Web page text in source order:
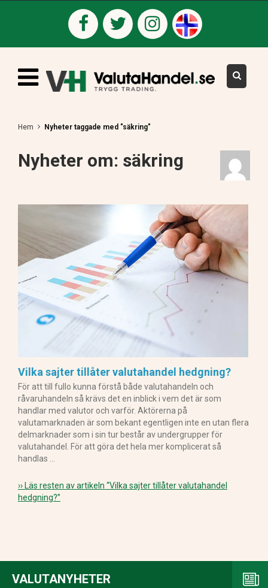
Hem Nyheter taggade med "säkring"
Nyheter om: säkring
Vilka sajter tillåter valutahandel hedgning?
För att till fullo kunna förstå både valutahandeln och
råvaruhandeln så krävs det en inblick i vem det är som
handlar med valutor och varför. Aktörerna på
valutamarknaden är som bekant egentligen inte en utan flera
delmarknader som i sin tur består av undergrupper för
valutahandel. För att göra det hela mer komplicerat så
handlas …
›› Läs resten av artikeln “Vilka sajter tillåter valutahandel
hedgning?”
VALUTANYHETER